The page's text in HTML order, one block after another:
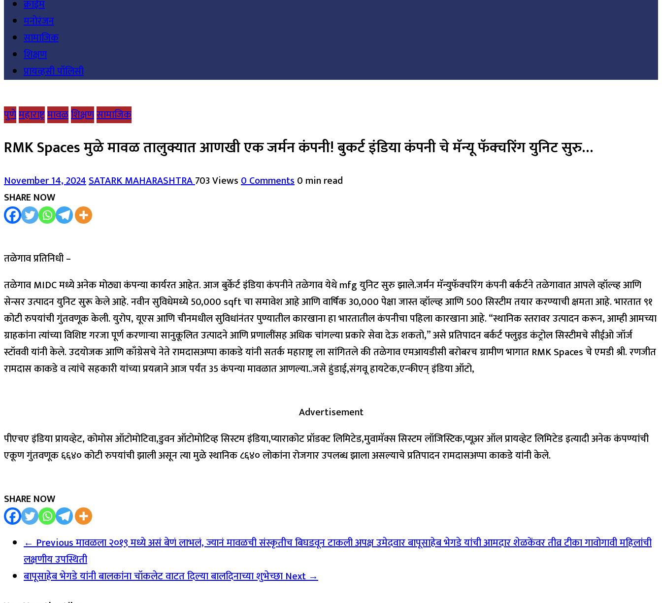
क्राईम
मनोरंजन
सामाजिक
शिक्षण
प्रायव्हसी पॉलिसी
पुणेमहाराष्ट्रमावळशिक्षणसामाजिक
RMK Spaces मुळे मावळ तालुक्यात आणखी एक जर्मन कंपनी! बुकर्ट इंडिया कंपनी चे मॅन्यू फॅक्चरिंग युनिट सुरु…
November 14, 2024SATARK MAHARASHTRA703 Views0 Comments0 min read
SHARE NOW
तळेगाव प्रतिनिधी –
तळेगाव MIDC मध्ये अनेक मोठ्या कंपन्या कार्यरत आहेत. आज बुर्केर्ट इंडिया कंपनीने तळेगाव येथे mfg युनिट सुरु झाले.जर्मन मॅन्युफॅक्चरिंग कंपनी बर्कर्टने तळेगावात आपले व्हॉल्व्ह आणि
सेन्सर उत्पादन युनिट सुरू केले आहे. नवीन सुविधेमध्ये 50,000 sqft चा समावेश आहे आणि वार्षिक 30,000 पेक्षा जास्त व्हॉल्व्ह आणि 500 ​​सिस्टीम तयार करण्याची क्षमता आहे. भारतात ९१
कोटी रुपयांची गुंतवणूक केली. युरोप, यूएस आणि चीनमधील सुविधांनंतर पुण्यातील कारखाना हा भारतातील कंपनीचा पहिला कारखाना आहे. “स्थानिक स्तरावर उत्पादन करून, आम्ही आमच्या
ग्राहकांना त्यांच्या विशिष्ट गरजा पूर्ण करणाऱ्या सानुकूलित उत्पादने आणि प्रणालींसह अधिक चांगल्या प्रकारे सेवा देऊ शकतो,” असे प्रतिपादन बर्कर्ट फ्लुइड कंट्रोल सिस्टीमचे सीईओ जॉर्ज
स्टॉववी यांनी केले. उदयोजक आणि काँग्रेसचे नेते रामदासअप्पा काकडे यांनी सतर्क महाराष्ट्र ला सांगितले की तळेगाव एम‌आयडीसी बरोबरच ग्रामीण भागात RMK Spaces चे एमडी श्री. रणजीत
रामदास काकडे व त्यांचे सहकारी यांच्या प्रयत्नाने आज पर्यंत 35 कंपन्या मावळात आणल्या..जसे हुंडाई,संगवू हायटेक,एन्कीएन् इंडिया ऑटो,
Advertisement
पीएचए इंडिया प्रायव्हेट, कोमोस ऑटोमोटिवा,डुवन ऑटोमोटिव्ह सिस्टम इंडिया,प्याराकोट प्रॉडक्ट लिमिटेड,मुवामॅक्स सिस्टम लॉजिस्टिक,प्यूअर ऑल प्रायव्हेट लिमिटेड इत्यादी अनेक कंपण्यांची
एकूण गुंतवणूक ६६४० कोटी रुपयांची झाली असून त्या मुळे स्थानिक ८६४० लोकांना रोजगार उपलब्ध झाला असल्याचे प्रतिपादन रामदासअप्पा काकडे यांनी केले.
SHARE NOW
← Previousमावळला २०१९ मध्ये असं बेणं लाभलं, ज्यानं मावळची संस्कृतीच बिघडवून टाकली अपक्ष उमेदवार बापूसाहेब भेगडे यांची आमदार शेळकेंवर तीव्र टीका गावोगावी महिलांची
लक्षणीय उपस्थिती
बापूसाहेब भेगडे यांनी बालकांना चॉकलेट वाटत दिल्या बालदिनाच्या शुभेच्छाNext →